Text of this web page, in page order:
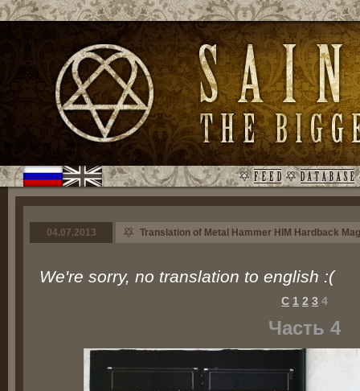
04.07.2013 Translation of Metal Hammer HIM Hardback
We're sorry, no translation to english :(
С 1 2 3 4
Часть 4